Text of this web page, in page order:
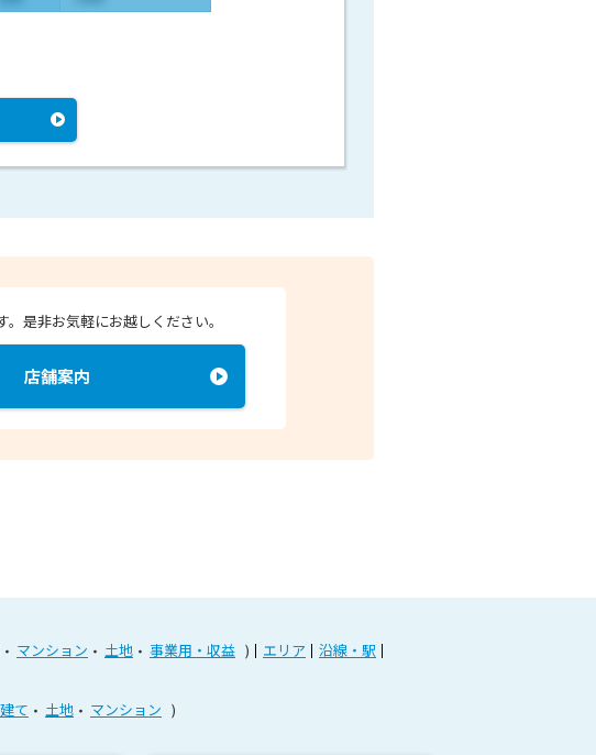
是非お気軽にお越しください。
店舗案内
マンション 土地 事業用・収益 エリア
沿線・駅
て 土地 マンション